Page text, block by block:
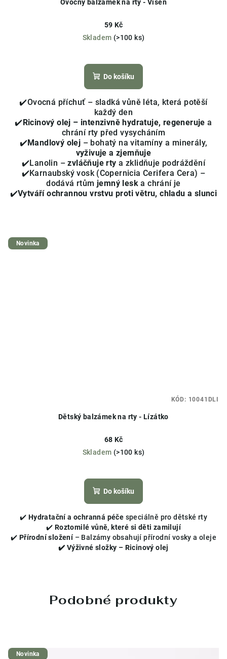
Ovocný balzámek na rty - Višeň
59 Kč
Skladem (>100 ks)
hodnocení
produktu
z
5
hvězdiček.
Do košíku
✔️Ovocná příchuť – sladká vůně léta, která potěší
každý den
✔️Ricinový olej – intenzivně hydratuje, regeneruje a
chrání rty před vysycháním
✔️Mandlový olej – bohatý na vitamíny a minerály,
vyživuje a zjemňuje
✔️Lanolin – zvláčňuje rty a zklidňuje podráždění
✔️Karnaubský vosk (Copernicia Cerifera Cera) –
dodává rtům jemný lesk a chrání je
✔️Vytváří ochrannou vrstvu proti větru, chladu a slunci
Novinka
Dětský balzámek na rty - Lízátko
68 Kč
Skladem (>100 ks)
hodnocení
produktu
z
5
hvězdiček.
Do košíku
✔️ Hydratační a ochranná péče speciálně pro dětské rty
✔️ Roztomilé vůně, které si děti zamilují
✔️ Přírodní složení– Balzámy obsahují přírodní vosky a oleje
✔️ Výživné složky – Ricinový olej
KÓD: 10041DLI
Podobné produkty
Novinka